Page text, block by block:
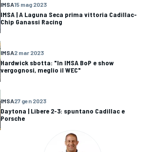
IMSA15 mag 2023
IMSA | A Laguna Seca prima vittoria Cadillac-
Chip Ganassi Racing
IMSA2 mar 2023
Hardwick sbotta: "In IMSA BoP e show
vergognosi, meglio il WEC"
IMSA27 gen 2023
Daytona | Libere 2-3: spuntano Cadillac e
Porsche